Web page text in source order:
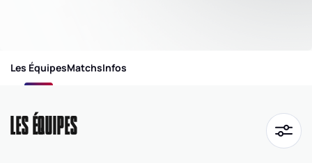
Les ÉquipesMatchsInfos
LES ÉQUIPES